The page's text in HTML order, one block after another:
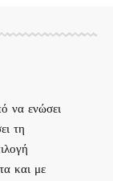
να ενώσει
τη
και με